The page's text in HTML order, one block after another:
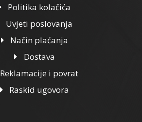
Politika kolačića
Uvjeti poslovanja
Način plaćanja
Dostava
Reklamacije i povrat
Raskid ugovora